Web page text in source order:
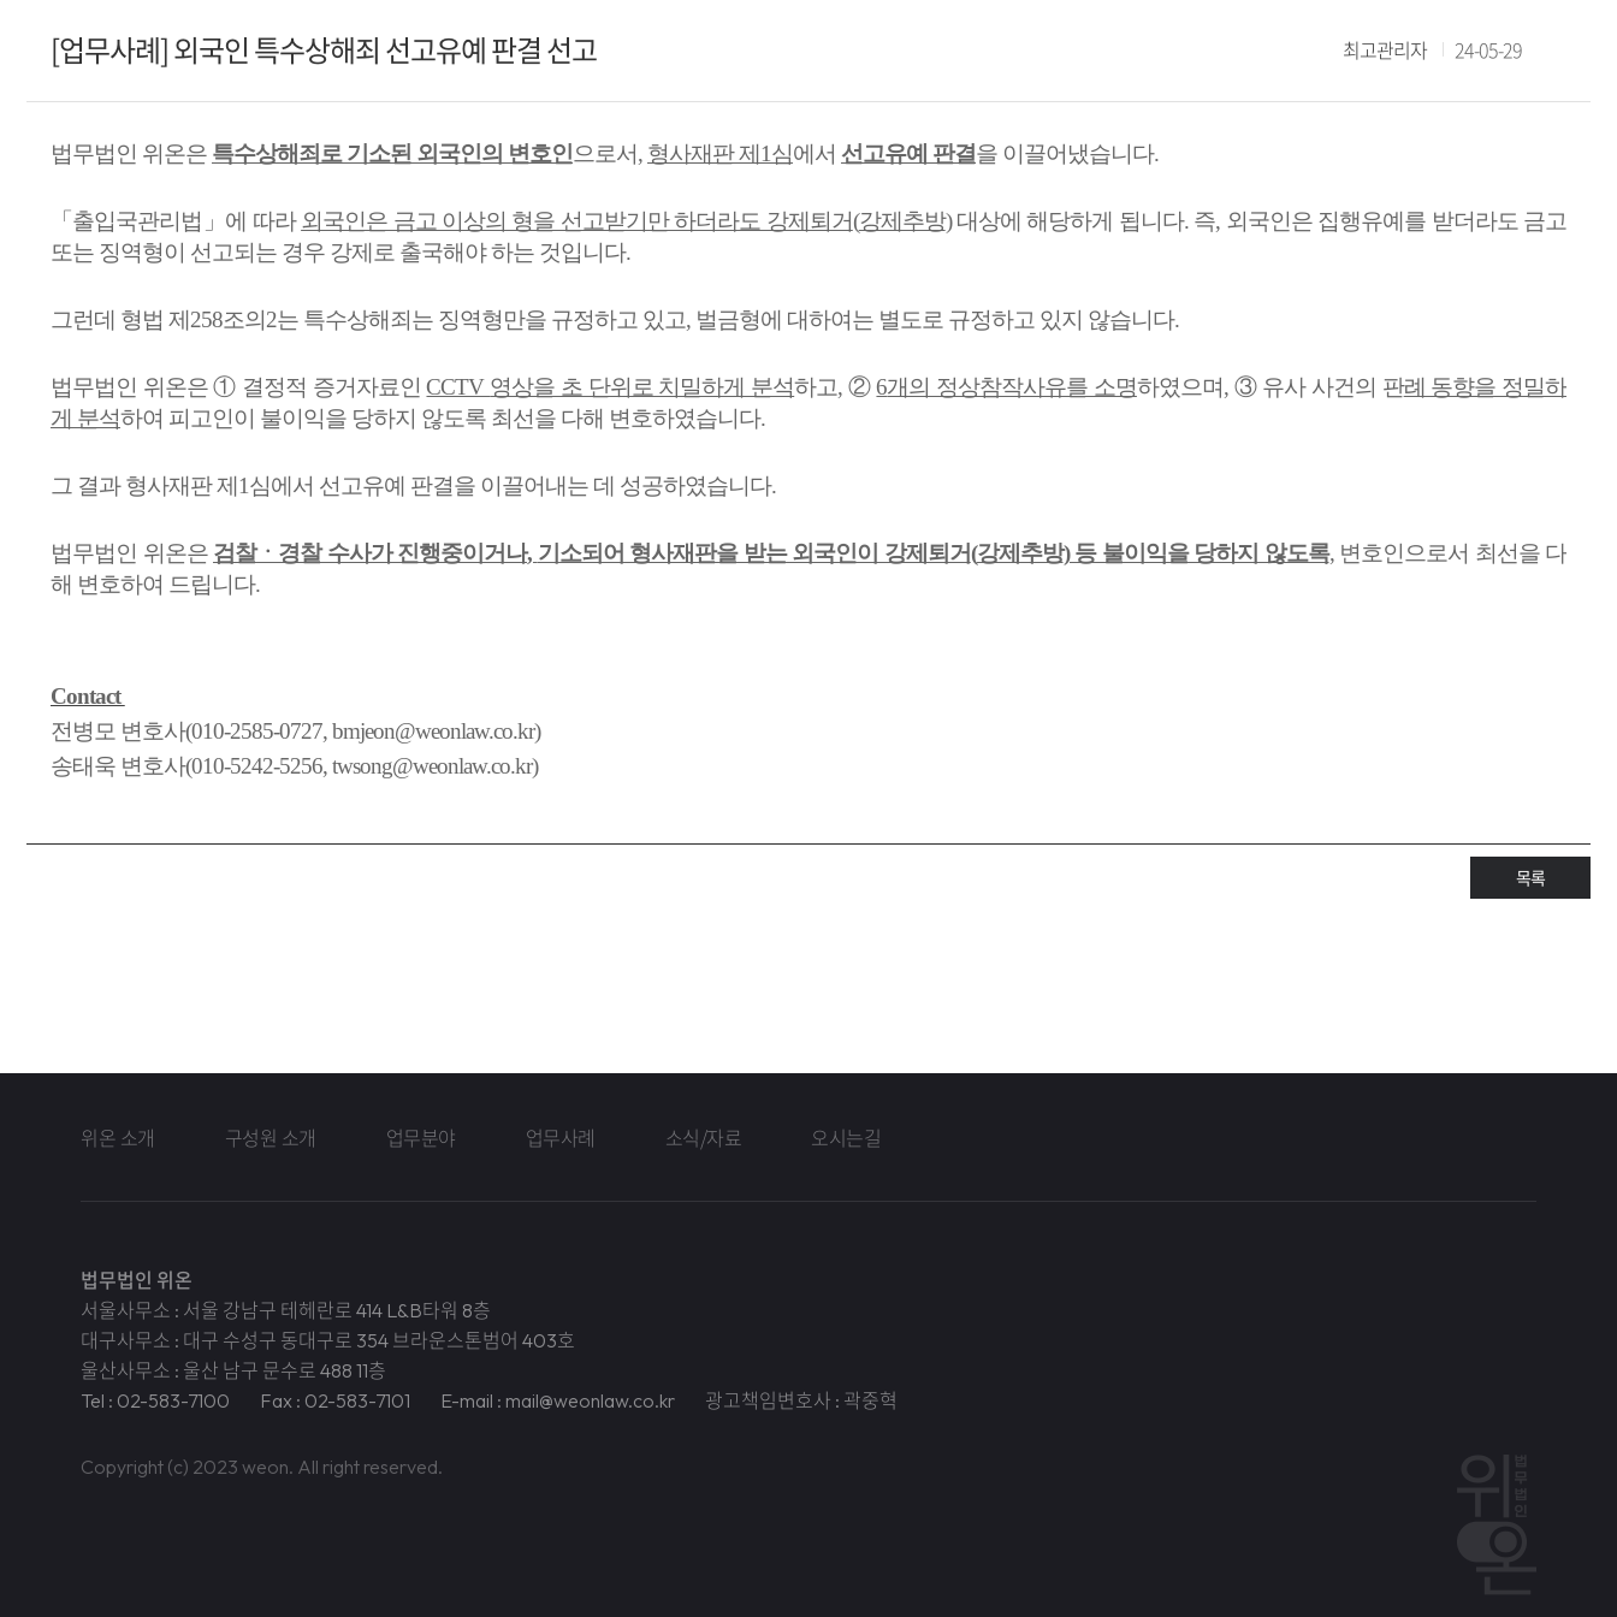
[업무사례] 외국인 특수상해죄 선고유예 판결 선고 최고관리자 24-05-29
법무법인 위온은 특수상해죄로 기소된 외국인의 변호인으로서, 형사재판 제 1심에서 선고유예 판결을 이끌어냈습니다.
「출입국관리법」에 따라외국인은 금고 이상의 형을 선고받기만 하더라도 강제퇴거(강제추방) 대상에 해당하게 됩니다. 즉, 외국인은 집행유예를 받더라도 금고
또는 징역형이 선고되는 경우 강제로 출국해야 하는 것입니다.
그런데 형법 제 258조의 2는 특수상해죄는 징역형만을 규정하고 있고, 벌금형에 대하여는 별도로 규정하고 있지 않습니다.
법무법인 위온은① 결정적 증거자료인 CCTV 영상을 초 단위로 치밀하게 분석하고, ② 6개의 정상참작사유를 소명하였으며, ③유사 사건의 판례 동향을 정밀하
게 분석하여 피고인이 불이익을 당하지 않도록 최선을 다해 변호하였습니다.
그 결과 형사재판 제 1심에서 선고유예 판결을 이끌어내는 데 성공하였습니다.
법무법인 위온은 검찰ㆍ경찰 수사가 진행중이거나, 기소되어 형사재판을 받는 외국인이 강제퇴거(강제추방)등 불이익을 당하지 않도록, 변호인으로서 최선을 다
해 변호하여 드립니다.
Contact
전병모 변호사(010-2585-0727, bmjeon@weonlaw.co.kr)
송태욱 변호사(010-5242-5256, twsong@weonlaw.co.kr)
목록
위온 소개 구성원 소개 업무분야 업무사례 소식/자료 오시는길
법무법인 위온
서울사무소 : 서울 강남구 테헤란로 414 L&B타워 8층
대구사무소 : 대구 수성구 동대구로 354 브라운스톤범어 403호
울산사무소 : 울산 남구 문수로 488 11층
Tel : 02-583-7100
Fax : 02-583-7101 E-mail : mail@weonlaw.co.kr 광고책임변호사 : 곽중혁
Copyright (c) 2023 weon. All right reserved.